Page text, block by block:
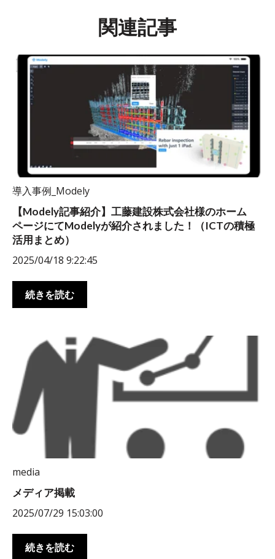
関連記事
導入事例_Modely
【Modely記事紹介】工藤建設株式会社様のホーム
ページにてModelyが紹介されました！（ICTの積極
活用まとめ）
2025/04/18 9:22:45
続きを読む
media
メディア掲載
2025/07/29 15:03:00
続きを読む